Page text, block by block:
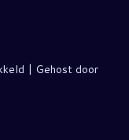
| Gehost door